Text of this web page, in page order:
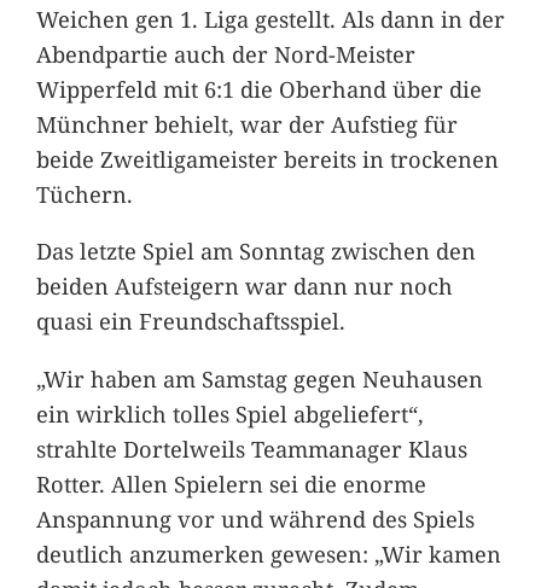
Weichen gen 1. Liga gestellt. Als dann in der
Abendpartie auch der Nord-Meister
Wipperfeld mit 6:1 die Oberhand über die
Münchner behielt, war der Aufstieg für
beide Zweitligameister bereits in trockenen
Tüchern.
Das letzte Spiel am Sonntag zwischen den
beiden Aufsteigern war dann nur noch
quasi ein Freundschaftsspiel.
„Wir haben am Samstag gegen Neuhausen
ein wirklich tolles Spiel abgeliefert“,
strahlte Dortelweils Teammanager Klaus
Rotter. Allen Spielern sei die enorme
Anspannung vor und während des Spiels
deutlich anzumerken gewesen: „Wir kamen